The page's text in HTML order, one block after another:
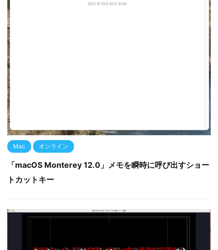
Mac オンライン
「macOS Monterey 12.0」メモを瞬時に呼び出すショー
トカットキー